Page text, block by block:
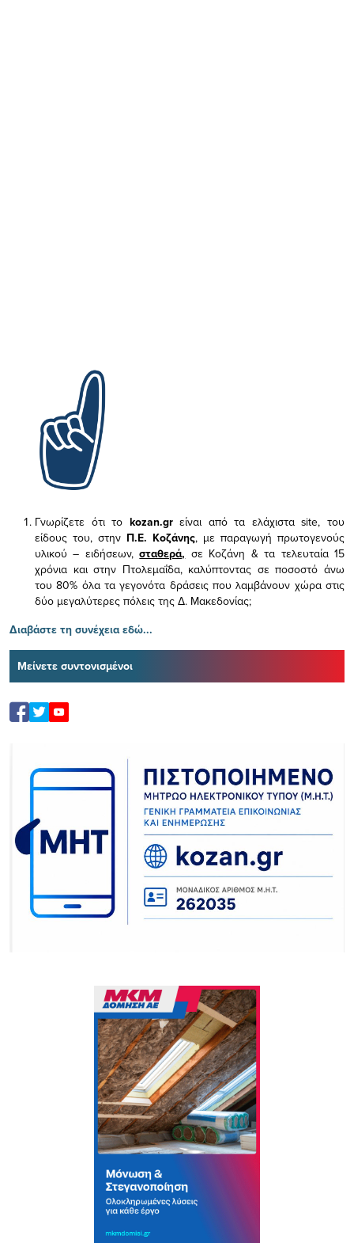
Γνωρίζετε ότι το kozan.gr είναι από τα ελάχισταsite, του
είδους του, στην Π.Ε. Κοζάνης, με παραγωγή πρωτογενούς
υλικού – ειδήσεων,σταθερά, σε Κοζάνη & τα τελευταία 15
χρόνια και στην Πτολεμαΐδα, καλύπτοντας σε ποσοστό άνω
του 80% όλα τα γεγονότα δράσεις που λαμβάνουν χώρα στις
δύο μεγαλύτερες πόλεις της Δ. Μακεδονίας;
Διαβάστε τη συνέχεια εδώ...
Μείνετε συντονισμένοι